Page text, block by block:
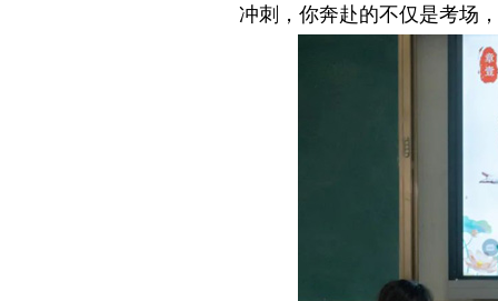
冲刺，你奔赴的不仅是考场